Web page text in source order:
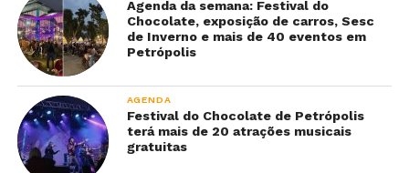
Agenda da semana: Festival do
Chocolate, exposição de carros, Sesc
de Inverno e mais de 40 eventos em
Petrópolis
AGENDA
Festival do Chocolate de Petrópolis
terá mais de 20 atrações musicais
gratuitas